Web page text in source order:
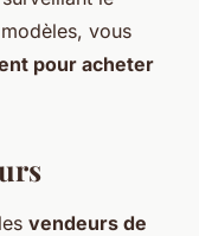
vous
pour acheter
vendeurs de